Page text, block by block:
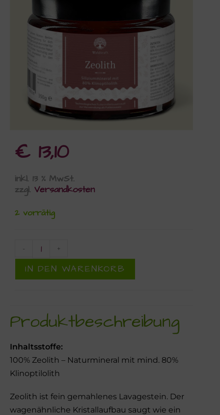
€ 13,10
inkl. 13 % MwSt.
zzgl. Versandkosten
2 vorrätig
- +
IN DEN WARENKORB
Produktbeschreibung
Inhaltsstoffe:
100% Zeolith – Naturmineral mit mind. 80%
Klinoptilolith
Zeolith ist fein gemahlenes Lavagestein. Der
wagenähnliche Kristallaufbau saugt wie ein